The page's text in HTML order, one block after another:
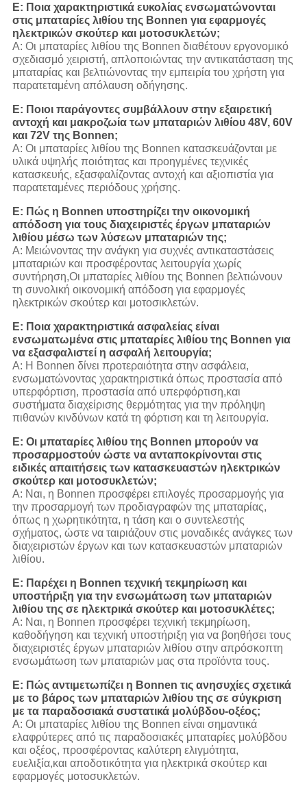
Ε: Ποια χαρακτηριστικά ευκολίας ενσωματώνονται
στις μπαταρίες λιθίου της Bonnen για εφαρμογές
ηλεκτρικών σκούτερ και μοτοσυκλετών;
Α: Οι μπαταρίες λιθίου της Bonnen διαθέτουν εργονομικό
σχεδιασμό χειριστή, απλοποιώντας την αντικατάσταση της
μπαταρίας και βελτιώνοντας την εμπειρία του χρήστη για
παρατεταμένη απόλαυση οδήγησης.
Ε: Ποιοι παράγοντες συμβάλλουν στην εξαιρετική
αντοχή και μακροζωία των μπαταριών λιθίου 48V, 60V
και 72V της Bonnen;
Α: Οι μπαταρίες λιθίου της Bonnen κατασκευάζονται με
υλικά υψηλής ποιότητας και προηγμένες τεχνικές
κατασκευής, εξασφαλίζοντας αντοχή και αξιοπιστία για
παρατεταμένες περιόδους χρήσης.
Ε: Πώς η Bonnen υποστηρίζει την οικονομική
απόδοση για τους διαχειριστές έργων μπαταριών
λιθίου μέσω των λύσεων μπαταριών της;
Α: Μειώνοντας την ανάγκη για συχνές αντικαταστάσεις
μπαταριών και προσφέροντας λειτουργία χωρίς
συντήρηση,Οι μπαταρίες λιθίου της Bonnen βελτιώνουν
τη συνολική οικονομική απόδοση για εφαρμογές
ηλεκτρικών σκούτερ και μοτοσικλετών.
Ε: Ποια χαρακτηριστικά ασφαλείας είναι
ενσωματωμένα στις μπαταρίες λιθίου της Bonnen για
να εξασφαλιστεί η ασφαλή λειτουργία;
Α: Η Bonnen δίνει προτεραιότητα στην ασφάλεια,
ενσωματώνοντας χαρακτηριστικά όπως προστασία από
υπερφόρτιση, προστασία από υπερφόρτιση,και
συστήματα διαχείρισης θερμότητας για την πρόληψη
πιθανών κινδύνων κατά τη φόρτιση και τη λειτουργία.
Ε: Οι μπαταρίες λιθίου της Bonnen μπορούν να
προσαρμοστούν ώστε να ανταποκρίνονται στις
ειδικές απαιτήσεις των κατασκευαστών ηλεκτρικών
σκούτερ και μοτοσυκλετών;
Α: Ναι, η Bonnen προσφέρει επιλογές προσαρμογής για
την προσαρμογή των προδιαγραφών της μπαταρίας,
όπως η χωρητικότητα, η τάση και ο συντελεστής
σχήματος, ώστε να ταιριάζουν στις μοναδικές ανάγκες των
διαχειριστών έργων και των κατασκευαστών μπαταριών
λιθίου.
Ε: Παρέχει η Bonnen τεχνική τεκμηρίωση και
υποστήριξη για την ενσωμάτωση των μπαταριών
λιθίου της σε ηλεκτρικά σκούτερ και μοτοσυκλέτες;
Α: Ναι, η Bonnen προσφέρει τεχνική τεκμηρίωση,
καθοδήγηση και τεχνική υποστήριξη για να βοηθήσει τους
διαχειριστές έργων μπαταριών λιθίου στην απρόσκοπτη
ενσωμάτωση των μπαταριών μας στα προϊόντα τους.
Ε: Πώς αντιμετωπίζει η Bonnen τις ανησυχίες σχετικά
με το βάρος των μπαταριών λιθίου της σε σύγκριση
με τα παραδοσιακά συστατικά μολύβδου-οξέος;
Α: Οι μπαταρίες λιθίου της Bonnen είναι σημαντικά
ελαφρύτερες από τις παραδοσιακές μπαταρίες μολύβδου
και οξέος, προσφέροντας καλύτερη ελιγμότητα,
ευελιξία,και αποδοτικότητα για ηλεκτρικά σκούτερ και
εφαρμογές μοτοσυκλετών.